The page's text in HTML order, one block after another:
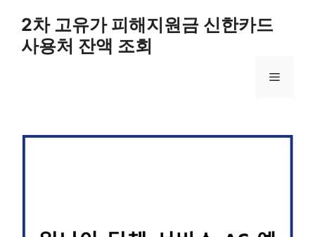
2차 고유가 피해지원금 신한카드
사용처 잔액 조회
메